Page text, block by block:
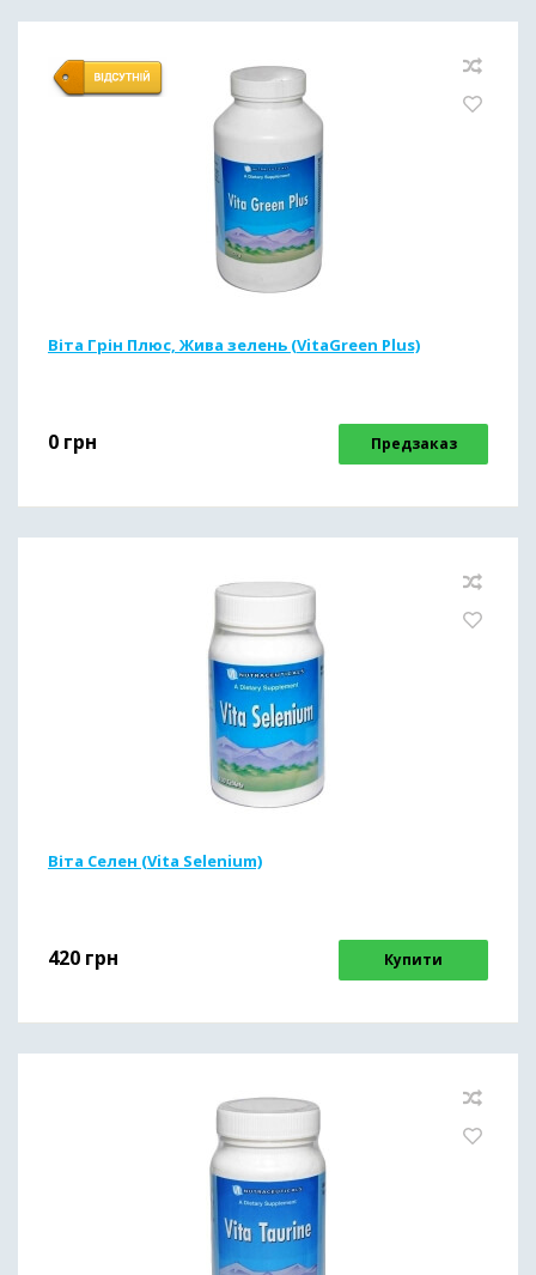
Віта Грін Плюс, Жива зелень (VitaGreen Plus)
0 грн Предзаказ
Віта Селен (Vita Selenium)
420 грн Купити